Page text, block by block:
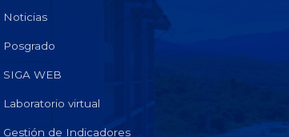
Noticias
Posgrado
SIGA WEB
Laboratorio virtual
Gestión de Indicadores